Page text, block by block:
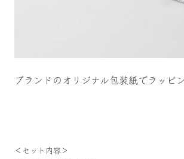
ブランドのオリジナル包装紙でラッピ
＜セット内容＞